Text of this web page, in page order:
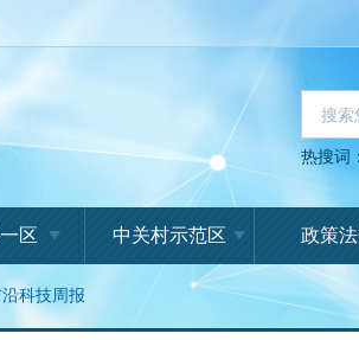
热搜词
区 中关村示范区 政策
科技周报